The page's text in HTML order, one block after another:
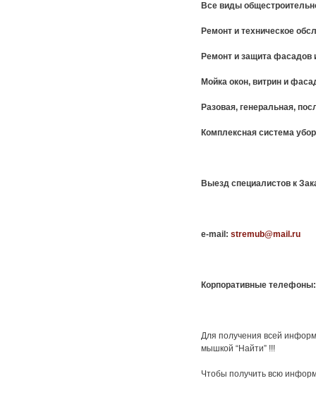
Все виды
Ремонт и техническое
Ремонт и защита фасадов
Мойка окон, витрин и
Разовая, генеральная,
Комплексная система
Выезд специалистов к
e-mail: stremub@mail.ru
Корпоративные
Для получения всей
мышкой “Найти” !!!
Чтобы получить всю